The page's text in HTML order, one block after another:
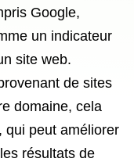
Google,
un indicateur
site web.
de sites
domaine, cela
qui peut améliorer
résultats de